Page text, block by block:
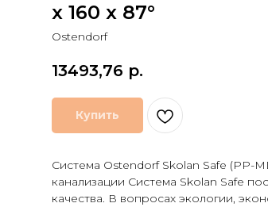
х 160 x 87°
Ostendorf
13493,76 р.
Купить
Система Ostendorf Skolan Safe (PP-
канализации Система Skolan Safe
качества. В вопросах экологии,